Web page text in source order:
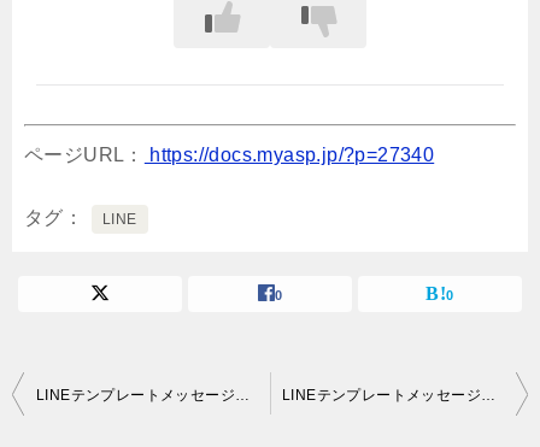
ページURL： https://docs.myasp.jp/?p=27340
タグ LINE
0 0
投
LINEテンプレートメッセージ：選択肢（4択まで）の使い方 LINEテンプレートメッセージ：画像（10個まで） の使い方